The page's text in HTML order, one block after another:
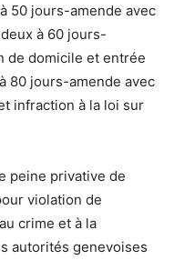
50 jours-amende avec
à 60 jours-
de domicile et entrée
80 jours-amende avec
infraction à la loi sur
peine privative de
violation de
crime et à la
autorités genevoises